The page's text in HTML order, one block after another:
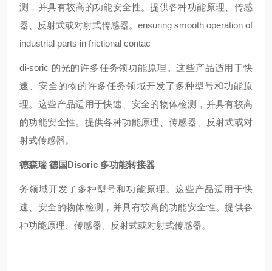
测，并具有较高的功能安全性。提供各种功能原理、传感
器、反射式或对射式传感器。 ensuring smooth operation of
industrial parts in frictional contac
di-soric 的光的许多任务领功能原理。这些产品适用于快
速、安全的物的许多任务领域开发了多种型号和功能原
理。这些产品适用于快速、安全的物体检测，并具有较高
的功能安全性。提供各种功能原理、传感器、反射式或对
射式传感器。
德森瑞 德国Disoric 多功能转接器
务领域开发了多种型号和功能原理。这些产品适用于快
速、安全的物体检测，并具有较高的功能安全性。提供各
种功能原理、传感器、反射式或对射式传感器。